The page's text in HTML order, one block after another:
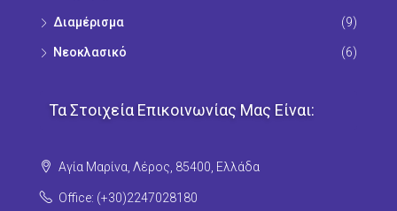
Διαμέρισμα (9)
Νεοκλασικό (6)
Τα Στοιχεία Επικοινωνίας Μας Είναι:
Αγία Μαρίνα, Λέρος, 85400, Ελλάδα
Office: (+30)2247028180